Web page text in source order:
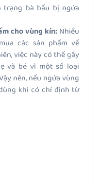
bà bầu bị ngứa
cho vùng kín: Nhiều
các sản phẩm về
việc này có thể gây
và bé vì một số loại
nên, nếu ngứa vùng
khi có chỉ định từ